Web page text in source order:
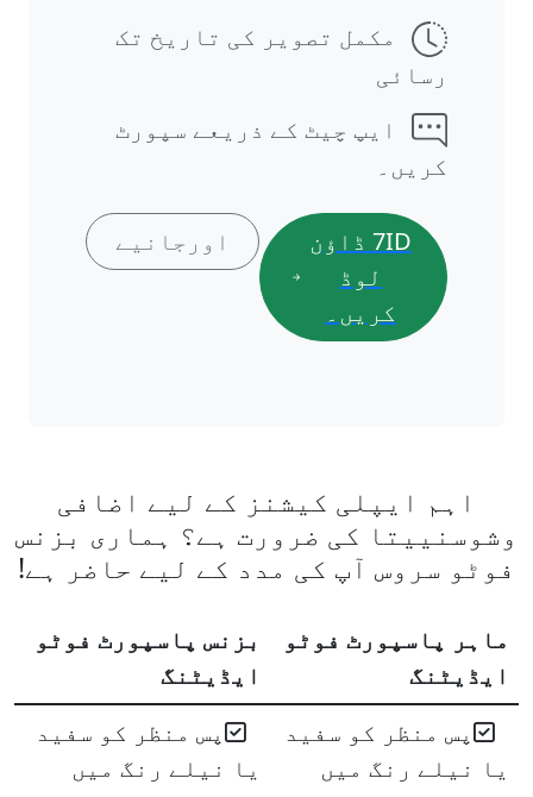
مکمل تصویر کی تاریخ تک
رسائی
ایپ چیٹ کے ذریعے سپورٹ
کریں۔
7ID ڈاؤن
لوڈ
کریں۔
اورجانیے
اہم ایپلی کیشنز کے لیے اضافی
وشوسنییتا کی ضرورت ہے؟ ہماری بزنس
فوٹو سروس آپ کی مدد کے لیے حاضر ہے!
ماہر پاسپورٹ فوٹو
ایڈیٹنگ
بزنس پاسپورٹ فوٹو
ایڈیٹنگ
پس منظر کو سفید
یا نیلے رنگ میں
پس منظر کو سفید
یا نیلے رنگ میں